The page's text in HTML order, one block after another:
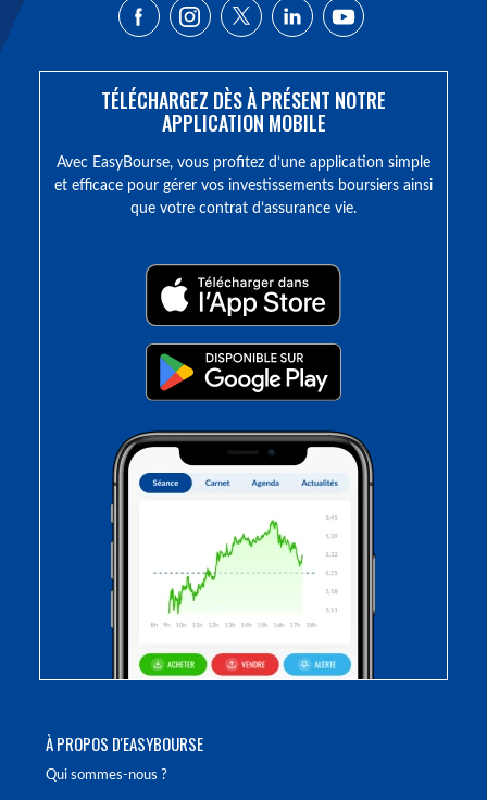
À PROPOS D'EASYBOURSE
Qui sommes-nous ?
TÉLÉCHARGEZ DÈS À PRÉSENT NOTRE
APPLICATION MOBILE
Avec EasyBourse, vous profitez d’une application simple
et efficace pour gérer vos investissements boursiers ainsi
que votre contrat d’assurance vie.